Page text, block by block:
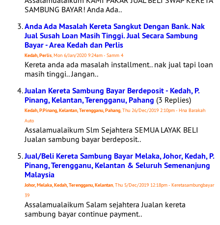
SAMBUNG BAYAR! Anda Ada..
Anda Ada Masalah Kereta Sangkut Dengan Bank. Nak
Jual Susah Loan Masih Tinggi. Jual Secara Sambung
Bayar - Area Kedah dan Perlis
Kedah, Perlis, Mon 6/Jan/2020 9:24am - Samm 4
Kereta anda ada masalah installment.. nak jual tapi loan
masih tinggi.. Jangan..
Jualan Kereta Sambung Bayar Berdeposit - Kedah, P.
Pinang, Kelantan, Terengganu, Pahang (3 Replies)
Kedah, P.Pinang, Kelantan, Terengganu, Pahang, Thu 26/Dec/2019 2:10pm - Hna Barakah
Auto
Assalamualaikum Slm Sejahtera SEMUA LAYAK BELI
Jualan sambung bayar berdeposit..
Jual/Beli Kereta Sambung Bayar Melaka, Johor, Kedah, P.
Pinang, Terengganu, Kelantan & Seluruh Semenanjung
Malaysia
Johor, Melaka, Kedah, Terengganu, Kelantan, Thu 5/Dec/2019 12:18pm - Keretasambungbayar
39
Assalamualaikum Salam sejahtera Jualan kereta
sambung bayar continue payment..